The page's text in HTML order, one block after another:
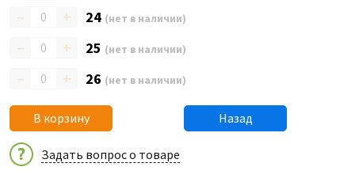
– + 24 (нет в наличии)
– + 25 (нет в наличии)
– + 26 (нет в наличии)
В корзину Назад
Задать вопрос о товаре